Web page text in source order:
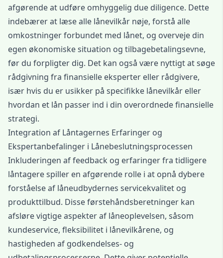
afgørende at udføre omhyggelig due diligence. Dette
indebærer at læse alle lånevilkår nøje, forstå alle
omkostninger forbundet med lånet, og overveje din
egen økonomiske situation og tilbagebetalingsevne,
før du forpligter dig. Det kan også være nyttigt at søge
rådgivning fra finansielle eksperter eller rådgivere,
især hvis du er usikker på specifikke lånevilkår eller
hvordan et lån passer ind i din overordnede finansielle
strategi.
Integration af Låntagernes Erfaringer og
Ekspertanbefalinger i Lånebeslutningsprocessen
Inkluderingen af feedback og erfaringer fra tidligere
låntagere spiller en afgørende rolle i at opnå dybere
forståelse af låneudbydernes servicekvalitet og
produkttilbud. Disse førstehåndsberetninger kan
afsløre vigtige aspekter af låneoplevelsen, såsom
kundeservice, fleksibilitet i lånevilkårene, og
hastigheden af godkendelses- og